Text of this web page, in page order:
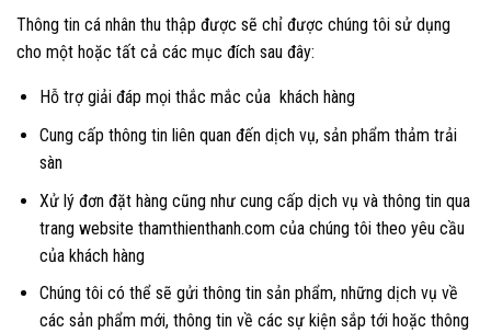
Thông tin cá nhân thu thập được sẽ chỉ được chúng tôi sử dụng
cho một hoặc tất cả các mục đích sau đây:
Hỗ trợ giải đáp mọi thắc mắc của khách hàng
Cung cấp thông tin liên quan đến dịch vụ, sản phẩm thảm trải
sàn
Xử lý đơn đặt hàng cũng như cung cấp dịch vụ và thông tin qua
trang website thamthienthanh.com của chúng tôi theo yêu cầu
của khách hàng
Chúng tôi có thể sẽ gửi thông tin sản phẩm, những dịch vụ về
các sản phẩm mới, thông tin về các sự kiện sắp tới hoặc thông